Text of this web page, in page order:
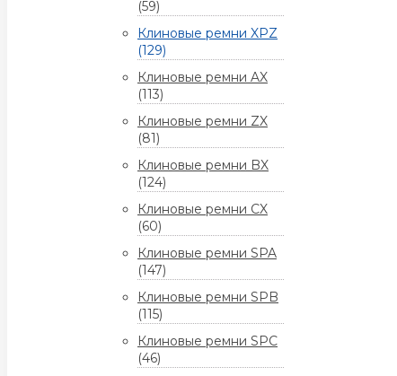
(59)
Клиновые ремни XPZ
(129)
Клиновые ремни AX
(113)
Клиновые ремни ZX
(81)
Клиновые ремни BX
(124)
Клиновые ремни CX
(60)
Клиновые ремни SPA
(147)
Клиновые ремни SPB
(115)
Клиновые ремни SPC
(46)